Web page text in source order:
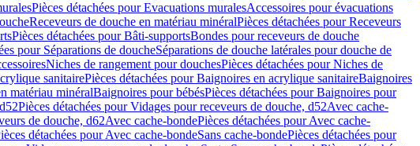
Pièces détachées pour Evacuations muralesAccessoires pour évacuations
Receveurs de douche en matériau minéralPièces détachées pour Receveurs
Pièces détachées pour Bâti-supportsBondes pour receveurs de douche
pour Séparations de doucheSéparations de douche latérales pour douche de
Niches de rangement pour douchesPièces détachées pour Niches de
sanitairePièces détachées pour Baignoires en acrylique sanitaireBaignoires
matériau minéralBaignoires pour bébésPièces détachées pour Baignoires pour
Pièces détachées pour Vidages pour receveurs de douche, d52Avec cache-
de douche, d62Avec cache-bondePièces détachées pour Avec cache-
détachées pour Avec cache-bondeSans cache-bondePièces détachées pour